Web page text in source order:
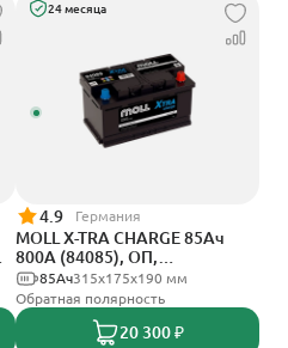
24 месяца
4.9 Германия
MOLL X-TRA CHARGE 85Ач
800А (84085), ОП,
стандартные клеммы
315x175x190 мм
85Ач
Обратная полярность
20 300 ₽